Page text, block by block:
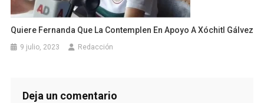
Quiere Fernanda Que La Contemplen En Apoyo A Xóchitl Gálvez
9 julio, 2023 Redacción
Deja un comentario